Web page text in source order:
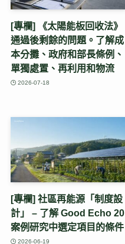
[專欄] 《太陽能板回收法》
通過後剩餘的問題。了解成
本分攤、政府和部長條例、
單獨處置、再利用和物流
2026-07-18
[專欄] 社區再能源「制度設
計」 – 了解 Good Echo 20
案例研究中選定項目的條件
2026-06-19